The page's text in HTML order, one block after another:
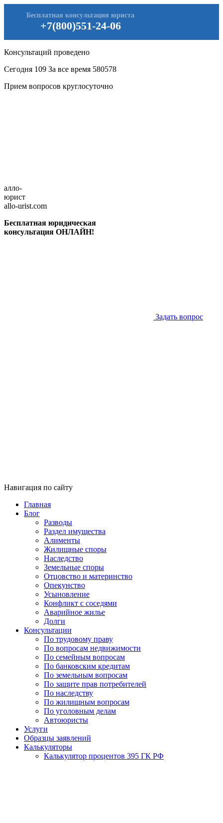
+7(800)551-24-06
Бесплатная консультация юриста
Консультаций проведено
Сегодня 109 За все время 580578
Прием вопросов круглосуточно
алло-
юрист
allo-urist.com
Бесплатная юридическая
консультация ОНЛАЙН!
Задать вопрос
Навигация по сайту
Главная
Блог
Разводы
Раздел имущества
Алименты
Жилищные споры
Наследство
Земельные споры
Отцовство и материнство
Опекунство
Усыновление
Конфликт с соседями
Аварийное жилье
Долги
Консультации
По трудовому праву
По вопросам недвижимости
По семейным вопросам
По банковским кредитам
По земельным вопросам
По защите прав потребителей
По наследству
По жилищным вопросам
По уголовным делам
Автоюристы
Услуги
Образцы заявлений
Калькуляторы
Калькулятор процентов 395 ГК РФ